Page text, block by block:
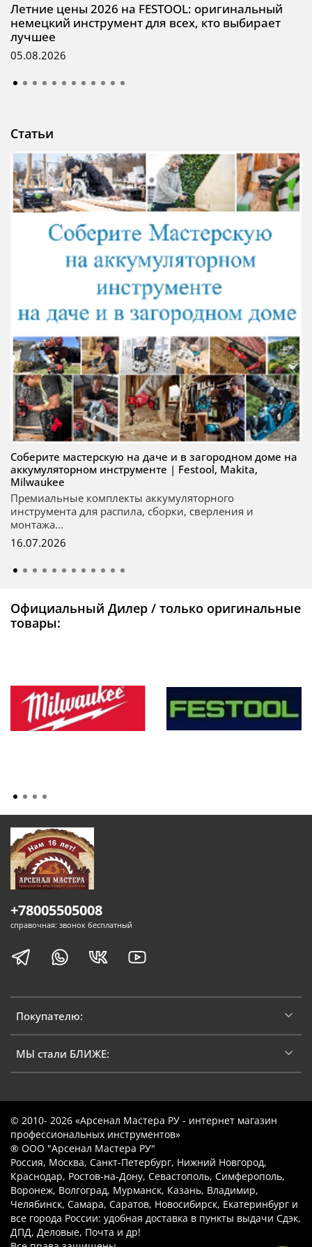
Летние цены 2026 на FESTOOL: оригинальный
немецкий инструмент для всех, кто выбирает
лучшее
05.08.2026
Статьи
Соберите мастерскую на даче и в загородном доме на
аккумуляторном инструменте | Festool, Makita,
Milwaukee
Премиальные комплекты аккумуляторного
инструмента для распила, сборки, сверления и
монтажа...
16.07.2026
Официальный Дилер / только оригинальные
товары:
Покупателю:
МЫ стали БЛИЖЕ:
+78005505008
справочная: звонок бесплатный
© 2010- 2026 «Арсенал Мастера РУ - интернет магазин
профессиональных инструментов»
® ООО "Арсенал Мастера РУ"
Россия, Москва, Санкт-Петербург, Нижний Новгород,
Краснодар, Ростов-на-Дону, Севастополь, Симферополь,
Воронеж, Волгоград, Мурманск, Казань, Владимир,
Челябинск, Самара, Саратов, Новосибирск, Екатеринбург и
все города России: удобная доставка в пункты выдачи Сдэк,
ДПД, Деловые, Почта и др!